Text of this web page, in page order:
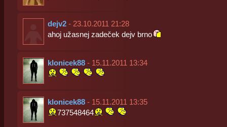
dejv2- 23.10.2011 21:28
ahoj užasnej zadeček dejv brno
klonicek88- 15.11.2011 13:34
klonicek88- 15.11.2011 13:35
737548464